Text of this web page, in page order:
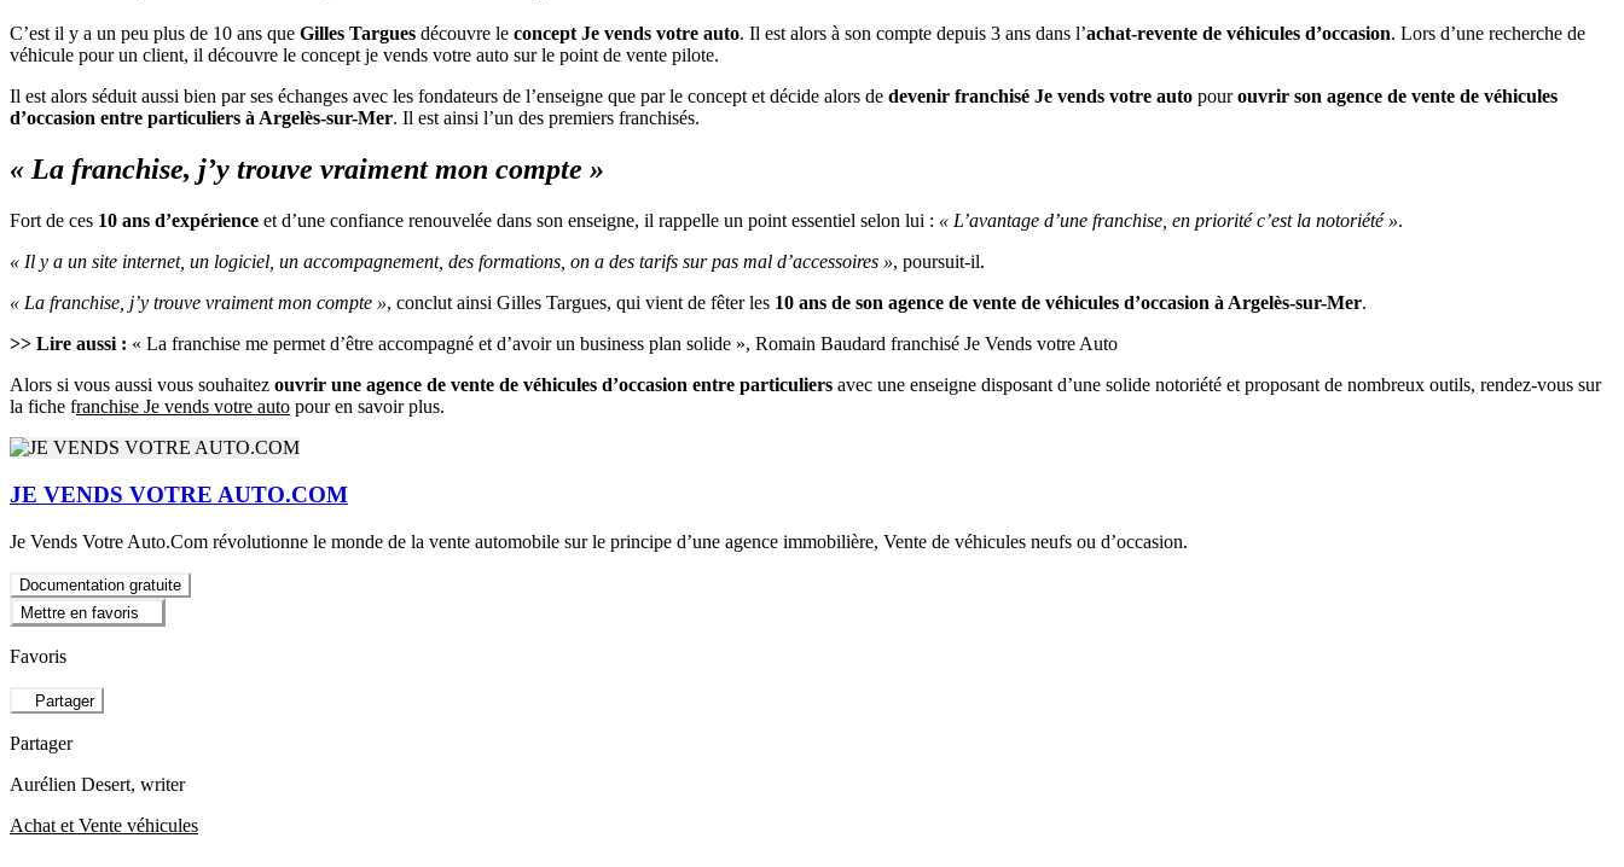
C’est il y a un peu plus de 10 ans que Gilles Targues découvre le concept Je vends votre auto. Il est alors à son compte depuis 3 ans dans l’achat-revente de véhicules d’occasion. Lors d’une recherche de
véhicule pour un client, il découvre le concept je vends votre auto sur le point de vente pilote.
Il est alors séduit aussi bien par ses échanges avec les fondateurs de l’enseigne que par le concept et décide alors de devenir franchisé Je vends votre auto pourouvrir son agence de vente de véhicules
d’occasion entre particuliers à Argelès-sur-Mer. Il est ainsi l’un des premiers franchisés.
« La franchise, j’y trouve vraiment mon compte »
Fort de ces 10 ans d’expérience et d’une confiance renouvelée dans son enseigne, il rappelle un point essentiel selon lui : « L’avantage d’une franchise, en priorité c’est la notoriété ».
« Il y a un site internet, un logiciel, un accompagnement, des formations, on a des tarifs sur pas mal d’accessoires », poursuit-il.
« La franchise, j’y trouve vraiment mon compte », conclut ainsi Gilles Targues, qui vient de fêter les 10 ans de son agence de vente de véhicules d’occasion à Argelès-sur-Mer.
>> Lire aussi : « La franchise me permet d’être accompagné et d’avoir un business plan solide », Romain Baudard franchisé Je Vends votre Auto
Alors si vous aussi vous souhaitez ouvrir une agence de vente de véhicules d’occasion entre particuliers avec une enseigne disposant d’une solide notoriété et proposant de nombreux outils, rendez-vous sur
la fiche franchise Je vends votre auto pour en savoir plus.
JE VENDS VOTRE AUTO.COM
Je Vends Votre Auto.Com révolutionne le monde de la vente automobile sur le principe d’une agence immobilière, Vente de véhicules neufs ou d’occasion.
Documentation gratuite
Mettre en favoris
Favoris
Partager
Partager
Aurélien Desert, writer
Achat et Vente véhicules